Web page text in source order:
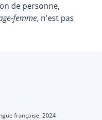
de personne,
femme, n'est pas
française, 2024